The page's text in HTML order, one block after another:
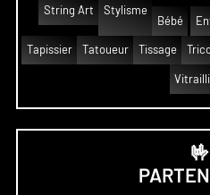
String Art
Stylisme
Bébé
Tapissier Tatoueur Tissage
🤟